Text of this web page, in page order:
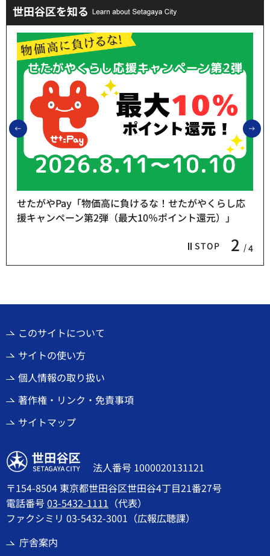
世田谷区を知る
前のスライドを表示
STOP 2 4
せたがやPay「物価高に負けるな！せたがやくらし応
援キャンペーン第2弾（最大10％ポイント還元）」
このサイトについて
サイトの使い方
個人情報の取り扱い
著作権・リンク・免責事項
サイトマップ
世田谷区
法人番号 1000020131121
〒154-8504 東京都世田谷区世田谷4丁目21番27号
電話番号03-5432-1111 （代表）
ファクシミリ 03-5432-3001（広報広聴課）
庁舎案内